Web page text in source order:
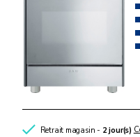
Retrait magasin - 2 jour(s)